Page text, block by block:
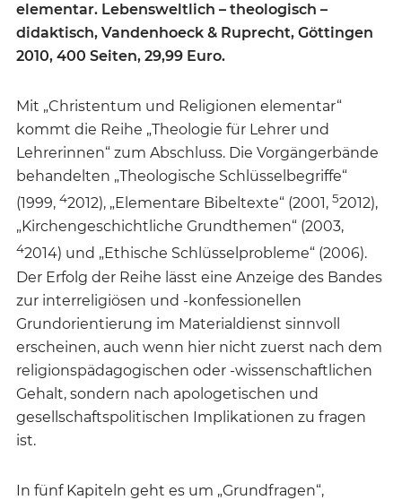
elementar. Lebensweltlich – theologisch –
didaktisch, Vandenhoeck & Ruprecht, Göttingen
2010, 400 Seiten, 29,99 Euro.
Mit „Christentum und Religionen elementar“
kommt die Reihe „Theologie für Lehrer und
Lehrerinnen“ zum Abschluss. Die Vorgängerbände
behandelten „Theologische Schlüsselbegriffe“
(1999, 42012), „Elementare Bibeltexte“ (2001, 52012),
„Kirchengeschichtliche Grundthemen“ (2003,
42014) und „Ethische Schlüsselprobleme“ (2006).
Der Erfolg der Reihe lässt eine Anzeige des Bandes
zur interreligiösen und -konfessionellen
Grundorientierung im Materialdienst sinnvoll
erscheinen, auch wenn hier nicht zuerst nach dem
religionspädagogischen oder -wissenschaftlichen
Gehalt, sondern nach apologetischen und
gesellschaftspolitischen Implikationen zu fragen
ist.
In fünf Kapiteln geht es um „Grundfragen“,